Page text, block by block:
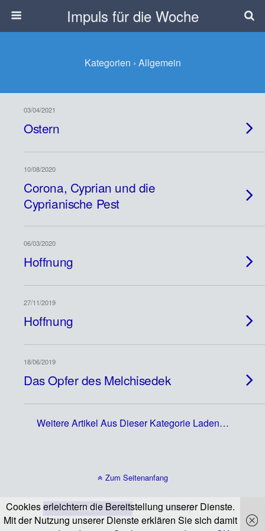
Impuls für die Woche
Kategorien › Allgemein
03/04/2021
Ostern
10/08/2020
Corona, Cyprian und die
Cyprianische Pest
06/03/2020
Hoffnung
27/11/2019
Hoffnung
18/06/2019
Das Opfer des Melchisedek
Weitere Artikel Aus Dieser Kategorie Laden…
Zum Seitenanfang
Mobil Desktop
Cookies erleichtern die Bereitstellung unserer Dienste.
Mit der Nutzung unserer Dienste erklären Sie sich damit